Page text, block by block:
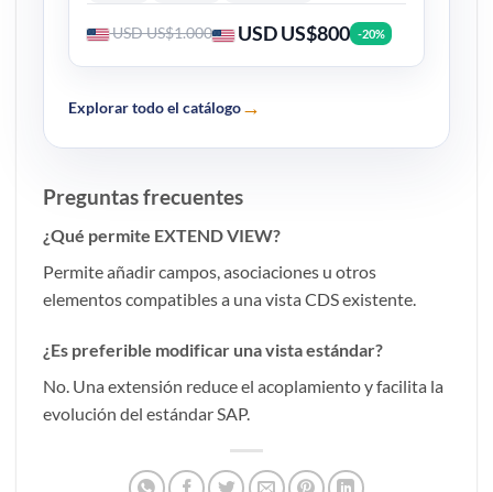
USD US$1.000 USD US$800 -20%
Explorar todo el catálogo→
Preguntas frecuentes
¿Qué permite EXTEND VIEW?
Permite añadir campos, asociaciones u otros
elementos compatibles a una vista CDS existente.
¿Es preferible modificar una vista estándar?
No. Una extensión reduce el acoplamiento y facilita la
evolución del estándar SAP.